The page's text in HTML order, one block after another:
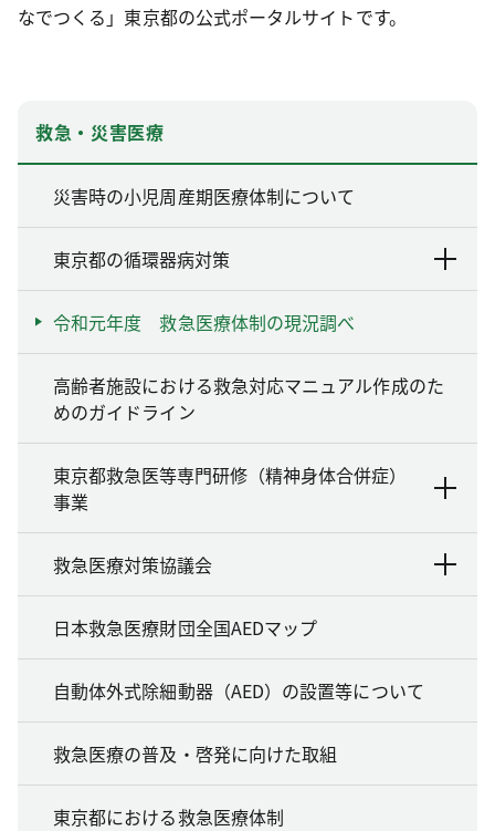
なでつくる」東京都の公式ポータルサイトです。
救急・災害医療
災害時の小児周産期医療体制について
東京都の循環器病対策
令和元年度 救急医療体制の現況調べ
高齢者施設における救急対応マニュアル作成のた
めのガイドライン
東京都救急医等専門研修（精神身体合併症）
事業
救急医療対策協議会
日本救急医療財団全国AEDマップ
自動体外式除細動器（AED）の設置等について
救急医療の普及・啓発に向けた取組
東京都における救急医療体制